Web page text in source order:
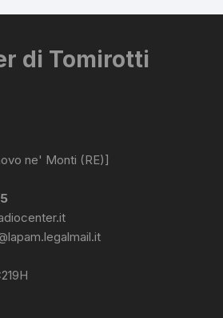
di Tomirotti
ne' Monti (RE)]